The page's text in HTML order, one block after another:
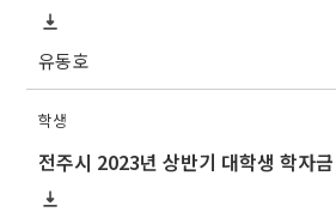
유동호
학생